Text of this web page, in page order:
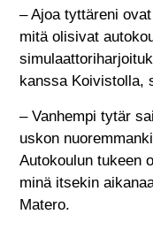
– Ajoa tyttäreni
mitä olisivat
kanssa Koivistolla,
– Vanhempi tytär
uskon
Autokoulun tukeen
minä itsekin
Matero.